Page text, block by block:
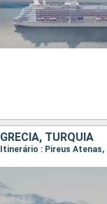
GRÉCIA, TURQUIA
Itinerário : Pireus